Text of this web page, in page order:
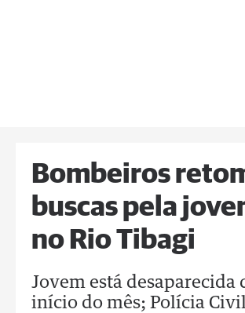
Bombeiros
buscas pela
no Rio Tibagi
Jovem está desaparecida
início do mês; Polícia